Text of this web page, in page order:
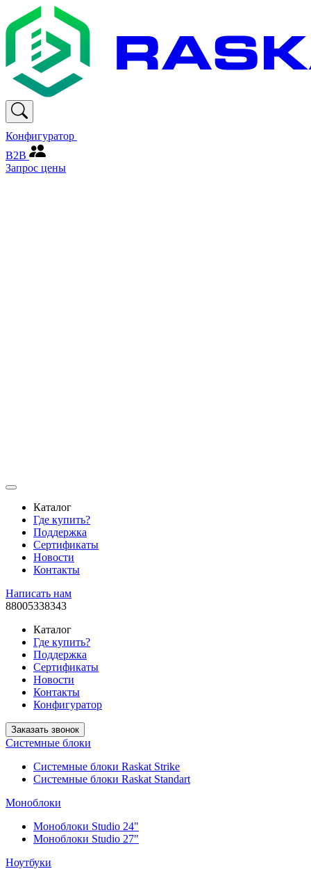
Конфигуратор
В2В
Запрос цены
Каталог
Где купить?
Поддержка
Сертификаты
Новости
Контакты
Написать нам
88005338343
Каталог
Где купить?
Поддержка
Сертификаты
Новости
Контакты
Конфигуратор
Заказать звонок
Системные блоки
Системные блоки Raskat Strike
Системные блоки Raskat Standart
Моноблоки
Моноблоки Studio 24"
Моноблоки Studio 27"
Ноутбуки